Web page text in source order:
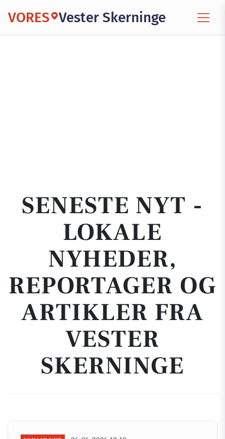
VORES Vester Skerninge
SENESTE NYT -
LOKALE
NYHEDER,
REPORTAGER OG
ARTIKLER FRA
VESTER
SKERNINGE